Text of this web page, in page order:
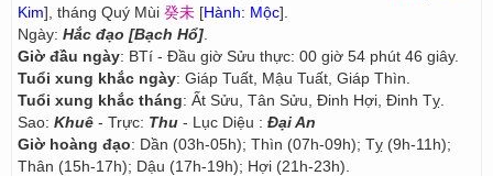
Kim], tháng Quý Mùi 癸未 [Hành: Mộc].
Ngày: Hắc đạo [Bạch Hổ]
Giờ đầu ngày: BTí - Đầu giờ Sửu thực: 00 giờ 54 phút 46 giây.
Tuổi xung khắc ngày: Giáp Tuất, Mậu Tuất, Giáp Thìn.
Tuổi xung khắc tháng: Ất Sửu, Tân Sửu, Đinh Hợi, Đinh Tỵ.
Sao: Khuê - Trực: Thu - Lục Diệu : Đại An
Giờ hoàng đạo: Dần (03h-05h); Thìn (07h-09h); Tỵ (9h-11h);
Thân (15h-17h); Dậu (17h-19h); Hợi (21h-23h).